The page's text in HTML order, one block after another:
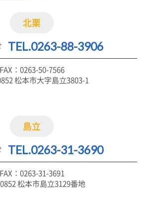
北栗
TEL.0263-88-3906
FAX：0263-50-7566
松本市大字島立3803-1
島立
TEL.0263-31-3690
FAX：0263-31-3691
松本市島立3129番地